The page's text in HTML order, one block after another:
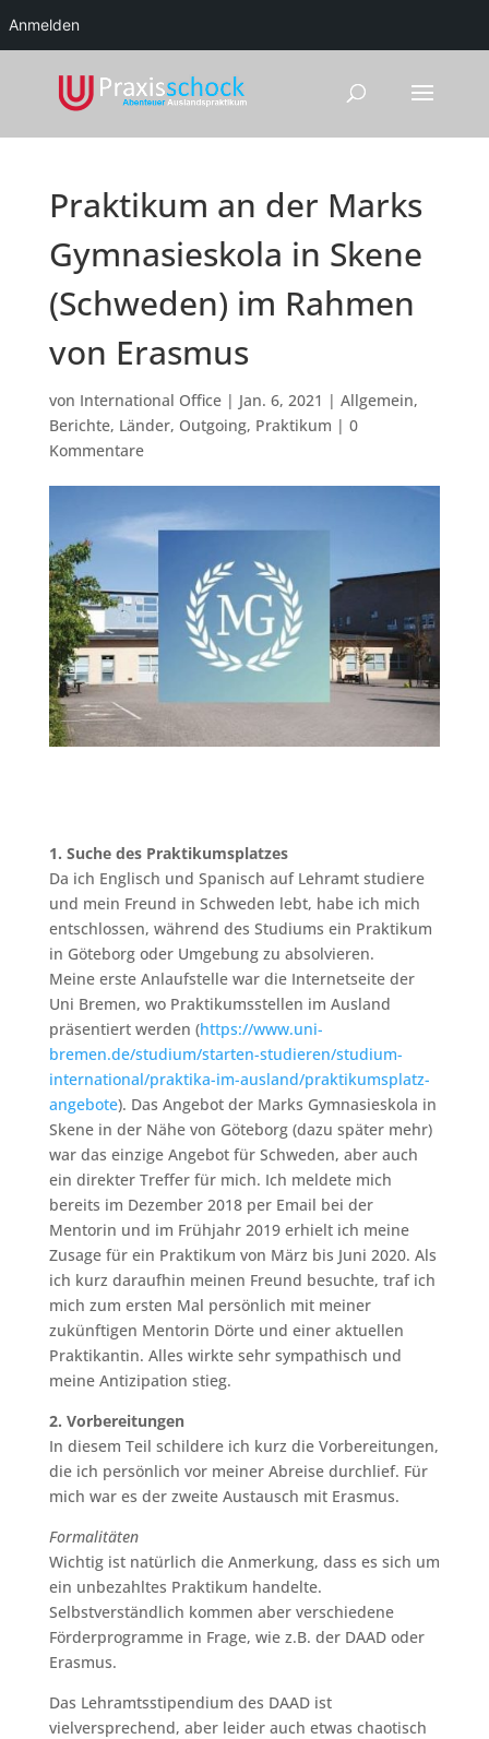
Anmelden
Praktikum an der Marks
Gymnasieskola in Skene
(Schweden) im Rahmen
von Erasmus
von International Office| Jan. 6, 2021 | Allgemein,
Berichte, Länder, Outgoing, Praktikum | 0
Kommentare
1. Suche des Praktikumsplatzes
Da ich Englisch und Spanisch auf Lehramt studiere
und mein Freund in Schweden lebt, habe ich mich
entschlossen, während des Studiums ein Praktikum
in Göteborg oder Umgebung zu absolvieren.
Meine erste Anlaufstelle war die Internetseite der
Uni Bremen, wo Praktikumsstellen im Ausland
präsentiert werden (https://www.uni-
bremen.de/studium/starten-studieren/studium-
international/praktika-im-ausland/praktikumsplatz-
angebote). Das Angebot der Marks Gymnasieskola in
Skene in der Nähe von Göteborg (dazu später mehr)
war das einzige Angebot für Schweden, aber auch
ein direkter Treffer für mich. Ich meldete mich
bereits im Dezember 2018 per Email bei der
Mentorin und im Frühjahr 2019 erhielt ich meine
Zusage für ein Praktikum von März bis Juni 2020. Als
ich kurz daraufhin meinen Freund besuchte, traf ich
mich zum ersten Mal persönlich mit meiner
zukünftigen Mentorin Dörte und einer aktuellen
Praktikantin. Alles wirkte sehr sympathisch und
meine Antizipation stieg.
2. Vorbereitungen
In diesem Teil schildere ich kurz die Vorbereitungen,
die ich persönlich vor meiner Abreise durchlief. Für
mich war es der zweite Austausch mit Erasmus.
Formalitäten
Wichtig ist natürlich die Anmerkung, dass es sich um
ein unbezahltes Praktikum handelte.
Selbstverständlich kommen aber verschiedene
Förderprogramme in Frage, wie z.B. der DAAD oder
Erasmus.
Das Lehramtsstipendium des DAAD ist
vielversprechend, aber leider auch etwas chaotisch